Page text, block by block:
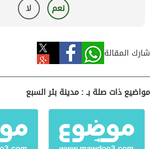
نعم لا
شارك المقالة
مواضيع ذات صلة بـ : مدينة بئر السبع